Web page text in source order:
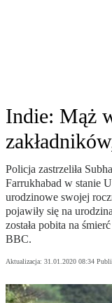
Indie: Mąż
Policja zastrzeliła
Farrukhabad w stanie
urodzinowe swojej
pojawiły się na
została pobita na
BBC.
Aktualizacja: 31.01.2020 08:34